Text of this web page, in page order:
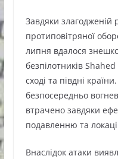
Завдяки злагодженій
протиповітряної
липня вдалося
безпілотників
сході та півдні
безпосередньо
втрачено завдяки
подавленню та
Внаслідок атаки